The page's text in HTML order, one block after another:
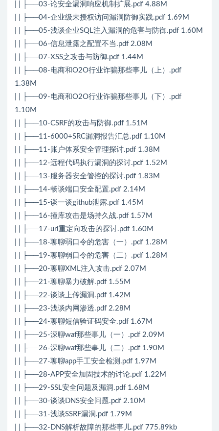
| | ├──03-论安全漏洞响应机制扩展.pdf 4.88M
| | ├──04-企业级未授权访问漏洞防御实践.pdf 1.69M
| | ├──05-浅谈企业SQL注入漏洞的危害与防御.pdf 1.60M
| | ├──06-信息泄露之配置不当.pdf 2.08M
| | ├──07-XSS之攻击与防御.pdf 1.44M
| | ├──08-电商和O2O行业诈骗那些事儿（上）.pdf
1.38M
| | ├──09-电商和O2O行业诈骗那些事儿（下）.pdf
1.10M
| | ├──10-CSRF的攻击与防御.pdf 1.51M
| | ├──11-6000+SRC漏洞报告汇总.pdf 1.10M
| | ├──11-账户体系安全管理探讨.pdf 1.38M
| | ├──12-远程代码执行漏洞的探讨.pdf 1.52M
| | ├──13-服务器安全管控的探讨.pdf 1.83M
| | ├──14-畅谈端口安全配置.pdf 2.14M
| | ├──15-谈一谈github泄露.pdf 1.45M
| | ├──16-撞库攻击是场持久战.pdf 1.57M
| | ├──17-url重定向攻击的探讨.pdf 1.60M
| | ├──18-聊聊弱口令的危害（一）.pdf 1.28M
| | ├──19-聊聊弱口令的危害（二）.pdf 1.28M
| | ├──20-聊聊XML注入攻击.pdf 2.07M
| | ├──21-聊聊暴力破解.pdf 1.55M
| | ├──22-谈谈上传漏洞.pdf 1.42M
| | ├──23-浅谈内网渗透.pdf 2.28M
| | ├──24-聊聊短信验证码安全.pdf 1.67M
| | ├──25-深聊waf那些事儿（一）.pdf 2.09M
| | ├──26-深聊waf那些事儿（二）.pdf 1.90M
| | ├──27-聊聊app手工安全检测.pdf 1.97M
| | ├──28-APP安全加固技术的讨论.pdf 1.22M
| | ├──29-SSL安全问题及漏洞.pdf 1.68M
| | ├──30-谈谈DNS安全问题.pdf 2.10M
| | ├──31-浅谈SSRF漏洞.pdf 1.79M
| | ├──32-DNS解析故障的那些事儿.pdf 775.89kb